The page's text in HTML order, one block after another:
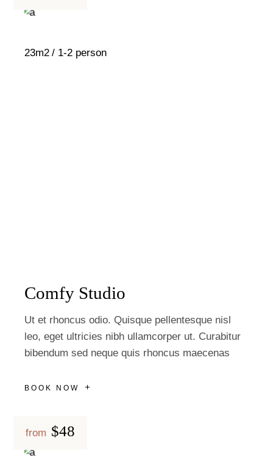
Comfy Studio
Ut et rhoncus odio. Quisque pellentesque nisl
leo, eget ultricies nibh ullamcorper ut. Curabitur
bibendum sed neque quis rhoncus maecenas
BOOK NOW
23m2 1-2 person
from $48